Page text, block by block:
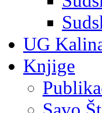
UG
Knjige